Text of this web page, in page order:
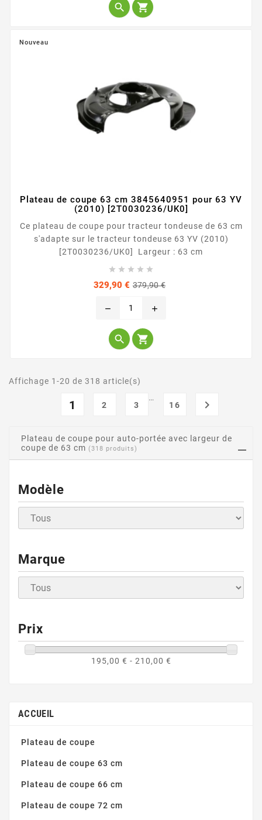
 
Nouveau
Plateau de coupe 63 cm 3845640951 pour 63 YV
(2010) [2T0030236/UK0]
Ce plateau de coupe pour tracteur tondeuse de 63 cm
s'adapte sur le tracteur tondeuse 63 YV (2010)
[2T0030236/UK0] Largeur : 63 cm
    
329,90 € 379,90 €
remove add
 
Affichage 1-20 de 318 article(s)
1 2 3
…
16

Plateau de coupe pour auto-portée avec largeur de
coupe de 63 cm (318 produits)
Modèle
Marque
Prix
195,00 € - 210,00 €
ACCUEIL
Plateau de coupe
Plateau de coupe 63 cm
Plateau de coupe 66 cm
Plateau de coupe 72 cm